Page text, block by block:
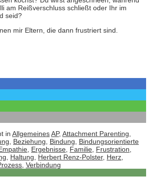
am Reißverschluss schließt oder Ihr im
seid?
mir Eltern, die dann frustriert sind.
in AllgemeinesAP, Attachment Parenting
Beziehung Bindung
Bindungsorientierte
Ergebnisse Familie Frustration
Haltung Herbert Renz-Polster, Herz
Verbindung